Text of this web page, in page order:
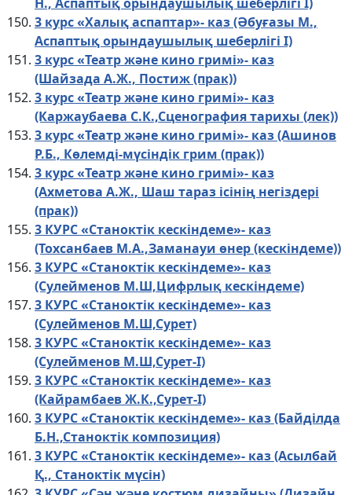
3 курс «Халық аспаптар»- каз (Әбуғазы М.,
Aспаптық oрындаушылық шеберлігі I)
3 курс «Театр және кино гримі»- каз
(Шайзада А.Ж., Постиж (прак))
3 курс «Театр және кино гримі»- каз
(Каржаубаева С.К.,Сценография тарихы (лек))
3 курс «Театр және кино гримі»- каз (Ашинов
Р.Б., Көлемді-мүсіндік грим (прак))
3 курс «Театр және кино гримі»- каз
(Ахметова А.Ж., Шаш тараз ісінің негіздері
(прак))
3 КУРС «Станоктік кескіндеме»- каз
(Тохсанбаев М.А.,Заманауи өнер (кескіндеме))
3 КУРС «Станоктік кескіндеме»- каз
(Сулейменов М.Ш,Цифрлық кескіндеме)
3 КУРС «Станоктік кескіндеме»- каз
(Сулейменов М.Ш,Сурет)
3 КУРС «Станоктік кескіндеме»- каз
(Сулейменов М.Ш,Сурет-І)
3 КУРС «Станоктік кескіндеме»- каз
(Кайрамбаев Ж.К.,Сурет-І)
3 КУРС «Станоктік кескіндеме»- каз (Байділда
Б.Н.,Станоктік композиция)
3 КУРС «Станоктік кескіндеме»- каз (Асылбай
Қ., Станоктік мүсін)